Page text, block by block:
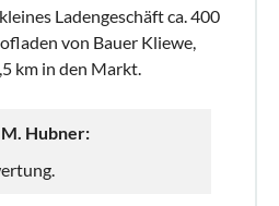
kleines Ladengeschäft ca. 400
von Bauer Kliewe,
km in den Markt.
Hubner: